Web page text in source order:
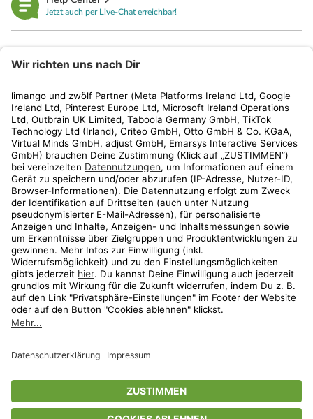
Jetzt auch per Live-Chat erreichbar!
Kundenservice
Shop
Aktionen
Travel
* Streichpreise entsprechen der unverbindlichen Preisempfehlung des
Herstellers. Prozentangaben beziehen sich auf den Streichpreis.